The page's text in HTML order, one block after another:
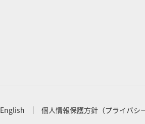
English 個人情報保護方針（プライバシ